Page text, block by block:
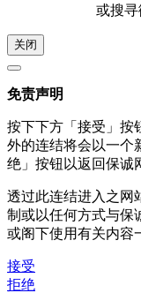
或搜寻
关闭
免责声明
按下下方「接受」按
外的连结将会以一个
绝」按钮以返回保诚
透过此连结进入之网
制或以任何方式与保
或阁下使用有关内容
接受
拒绝